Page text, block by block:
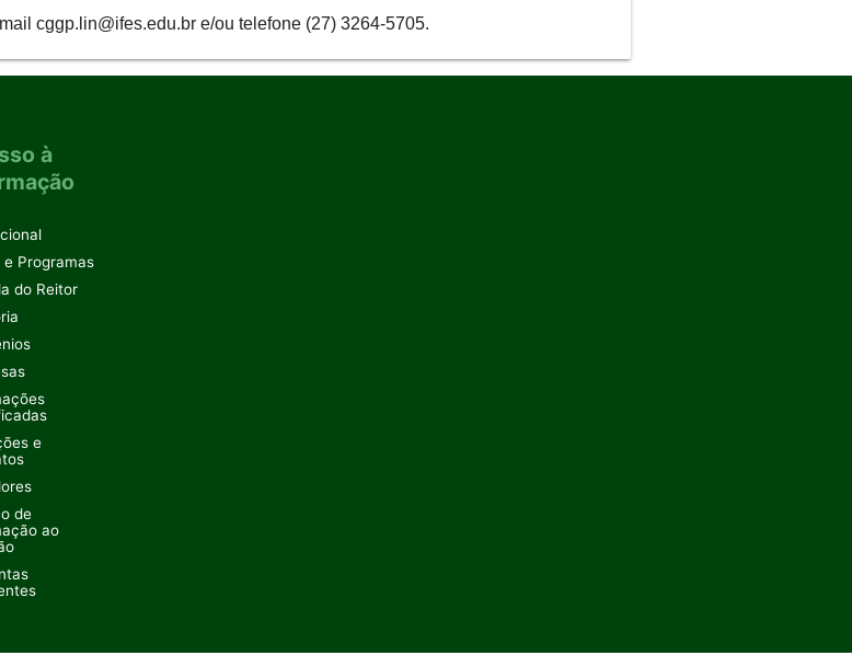
cggp.lin@ifes.edu.br e/ou telefone (27) 3264-5705.
à
e Programas
do Reitor
e
de
ao